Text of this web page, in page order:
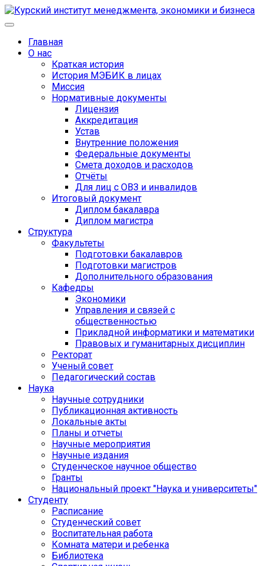
Главная
О нас
Краткая история
История МЭБИК в лицах
Миссия
Нормативные документы
Лицензия
Аккредитация
Устав
Внутренние положения
Федеральные документы
Смета доходов и расходов
Отчёты
Для лиц с ОВЗ и инвалидов
Итоговый документ
Диплом бакалавра
Диплом магистра
Структура
Факультеты
Подготовки бакалавров
Подготовки магистров
Дополнительного образования
Кафедры
Экономики
Управления и связей с
общественностью
Прикладной информатики и математики
Правовых и гуманитарных дисциплин
Ректорат
Ученый совет
Педагогический состав
Наука
Научные сотрудники
Публикационная активность
Локальные акты
Планы и отчеты
Научные мероприятия
Научные издания
Студенческое научное общество
Гранты
Национальный проект "Наука и университеты"
Студенту
Расписание
Студенческий совет
Воспитательная работа
Комната матери и ребенка
Библиотека